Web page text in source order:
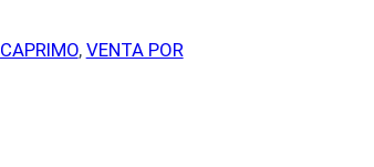
CAPRIMO, VENTA POR